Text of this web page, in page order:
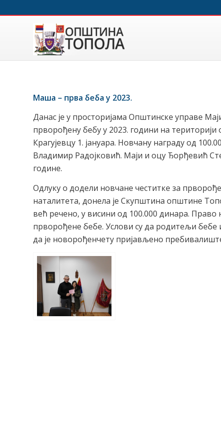
Маша – прва беба у 2023.
Данас је у просторијама Општинске управе
прворођену бебу у 2023. години на
Крагујевцу 1. јануара. Новчану награду од
Владимир Радојковић. Маји и оцу Ђорђевић
године.
Одлуку о додели новчане честитке за
наталитета, донела је Скупштина општине
већ речено, у висини од 100.000 динара.
прворођене бебе. Услови су да родитељи
да је новорођенчету пријављено